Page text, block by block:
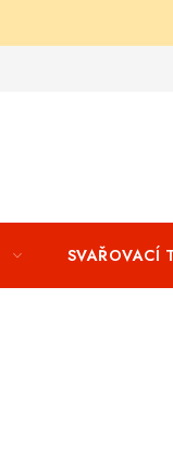
SVAŘOVACÍ